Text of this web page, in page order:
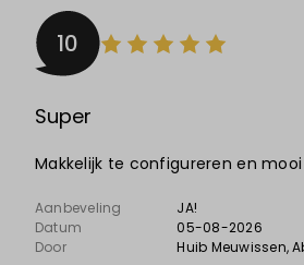
10
Super
Makkelijk te configureren en
Aanbeveling
JA!
Datum
05-08-2026
Door
Huib Meuwissen,